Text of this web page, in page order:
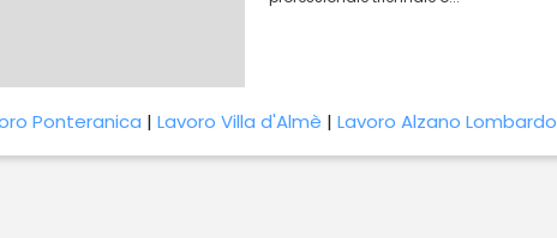
Ponteranica | Lavoro Villa d'Almè | Lavoro Alzano Lombardo